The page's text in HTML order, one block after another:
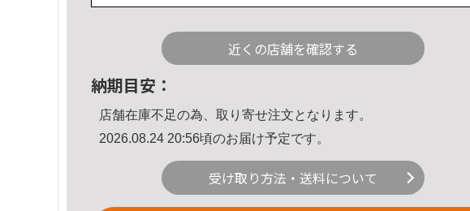
近くの店舗を確認する
納期目安：
店舗在庫不足の為、取り寄せ注文となります。
2026.08.24 20:56頃のお届け予定です。
受け取り方法・送料について